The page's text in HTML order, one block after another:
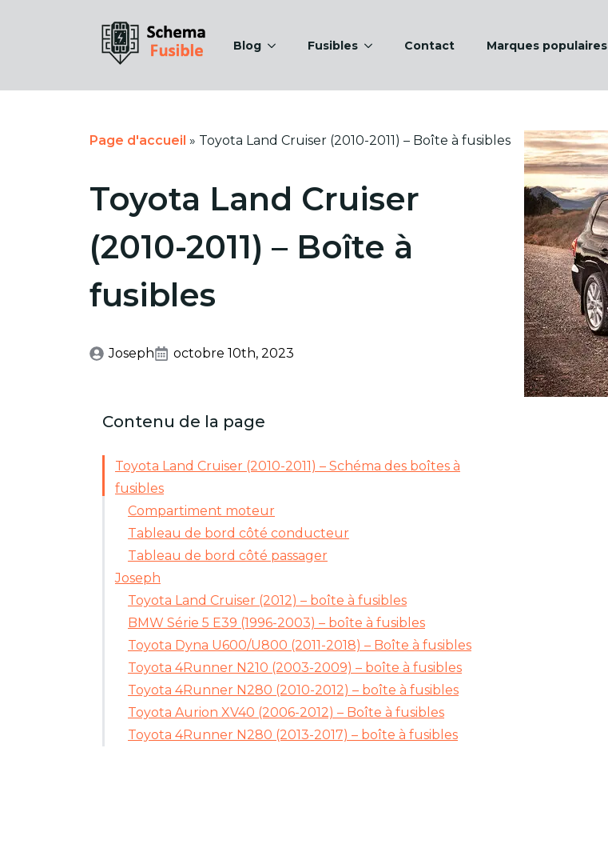
Blog Fusibles Contact Marques populaires
Page d'accueil » Toyota Land Cruiser (2010-2011) – Boîte à fusibles
Toyota Land Cruiser
(2010-2011) – Boîte à
fusibles
Joseph octobre 10th, 2023
Contenu de la page
Toyota Land Cruiser (2010-2011) – Schéma des boîtes à
fusibles
Compartiment moteur
Tableau de bord côté conducteur
Tableau de bord côté passager
Joseph
Toyota Land Cruiser (2012) – boîte à fusibles
BMW Série 5 E39 (1996-2003) – boîte à fusibles
Toyota Dyna U600/U800 (2011-2018) – Boîte à fusibles
Toyota 4Runner N210 (2003-2009) – boîte à fusibles
Toyota 4Runner N280 (2010-2012) – boîte à fusibles
Toyota Aurion XV40 (2006-2012) – Boîte à fusibles
Toyota 4Runner N280 (2013-2017) – boîte à fusibles